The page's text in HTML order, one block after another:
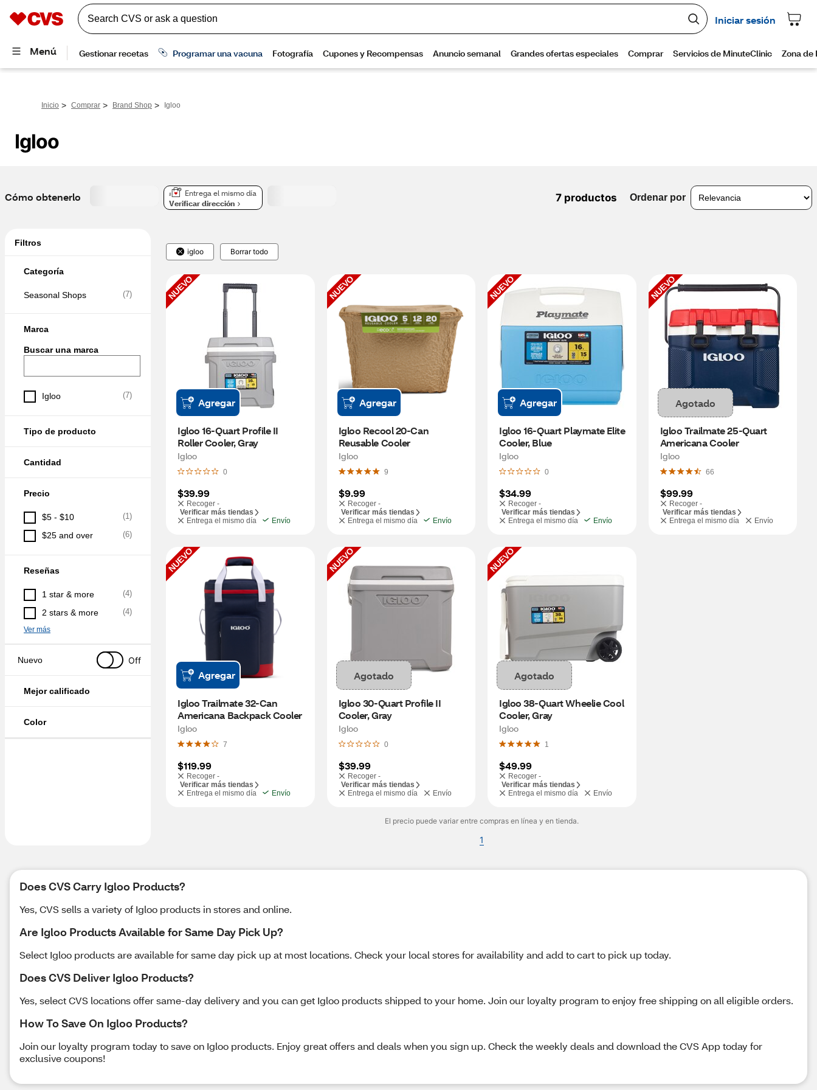
Inicio > Comprar > Brand Shop > Igloo
Igloo
Cómo obtenerlo
Entrega el mismo día
Verificar dirección
7 productos Ordenar por
Filtros
Categoría
Seasonal Shops (7)
Marca
Buscar una marca
Igloo (7)
Tipo de producto
Cantidad
Precio
$5 - $10 (1)
$25 and over (6)
Reseñas
1 star & more (4)
2 stars & more (4)
Ver más
Nuevo Off
Mejor calificado
Color
igloo Borrar todo
NUEVO
Agregar
Igloo 16-Quart Profile II
Roller Cooler, Gray
Igloo
0
$39.99
Recoger -
Verificar más tiendas
Entrega el mismo día
Envío
NUEVO
Agregar
Igloo Recool 20-Can
Reusable Cooler
Igloo
9
$9.99
Recoger -
Verificar más tiendas
Entrega el mismo día
Envío
NUEVO
Agregar
Igloo 16-Quart Playmate Elite
Cooler, Blue
Igloo
0
$34.99
Recoger -
Verificar más tiendas
Entrega el mismo día
Envío
NUEVO
Agotado
Igloo Trailmate 25-Quart
Americana Cooler
Igloo
66
$99.99
Recoger -
Verificar más tiendas
Entrega el mismo día
Envío
NUEVO
Agregar
Igloo Trailmate 32-Can
Americana Backpack Cooler
Igloo
7
$119.99
Recoger -
Verificar más tiendas
Entrega el mismo día
Envío
NUEVO
Agotado
Igloo 30-Quart Profile II
Cooler, Gray
Igloo
0
$39.99
Recoger -
Verificar más tiendas
Entrega el mismo día
Envío
NUEVO
Agotado
Igloo 38-Quart Wheelie Cool
Cooler, Gray
Igloo
1
$49.99
Recoger -
Verificar más tiendas
Entrega el mismo día
Envío
El precio puede variar entre compras en línea y en tienda.
1
Does CVS Carry Igloo Products?
Yes, CVS sells a variety of Igloo products in stores and online.
Are Igloo Products Available for Same Day Pick Up?
Select Igloo products are available for same day pick up at most locations. Check your local stores for availability and add to cart to pick up today.
Does CVS Deliver Igloo Products?
Yes, select CVS locations offer same-day delivery and you can get Igloo products shipped to your home. Join our loyalty program to enjoy free shipping on all eligible orders.
How To Save On Igloo Products?
Join our loyalty program today to save on Igloo products. Enjoy great offers and deals when you sign up. Check the weekly deals and download the CVS App today for
exclusive coupons!